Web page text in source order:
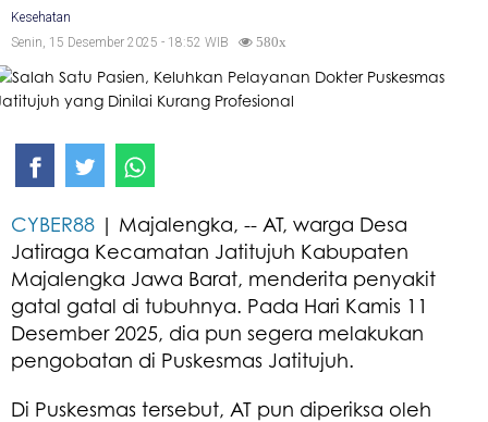
Kesehatan
Senin, 15 Desember 2025 - 18:52 WIB
580x
CYBER88 | Majalengka, -- AT, warga Desa
Jatiraga Kecamatan Jatitujuh Kabupaten
Majalengka Jawa Barat, menderita penyakit
gatal gatal di tubuhnya. Pada Hari Kamis 11
Desember 2025, dia pun segera melakukan
pengobatan di Puskesmas Jatitujuh.
Di Puskesmas tersebut, AT pun diperiksa oleh